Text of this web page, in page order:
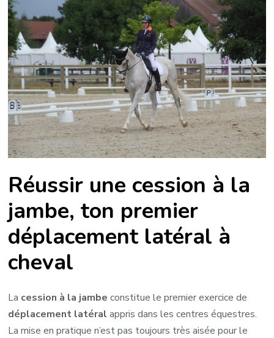
la
Jambe
:
tout
savoir
pour
la
réussir
Réussir une cession à la
jambe, ton premier
déplacement latéral à
cheval
La cession à la jambe constitue le premier exercice de
déplacement latéral appris dans les centres équestres.
La mise en pratique n’est pas toujours très aisée pour le